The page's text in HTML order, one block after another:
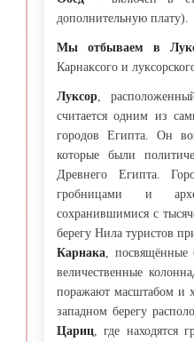
дополнительную плату).
Мы отбываем в
Карнаксого и
Луксор ,
считается одним из
городов Египта. Он
которые были
Древнего Египта.
гробницами и
сохранившимися с
берегу Нила туристов
Карнака ,
величественные
поражают масштабом и
западном берегу
Цариц , где находятся